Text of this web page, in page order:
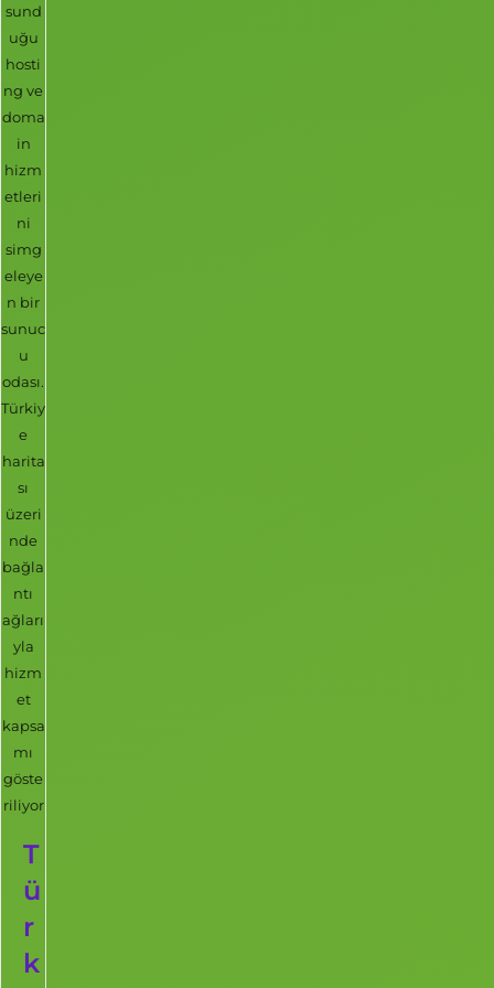
sund
uğu
hosti
ng ve
doma
in
hizm
etleri
ni
simg
eleye
n bir
sunuc
u
odası.
Türkiy
e
harita
sı
üzeri
nde
bağla
ntı
ağları
yla
hizm
et
kapsa
mı
göste
riliyor
T
ü
r
k